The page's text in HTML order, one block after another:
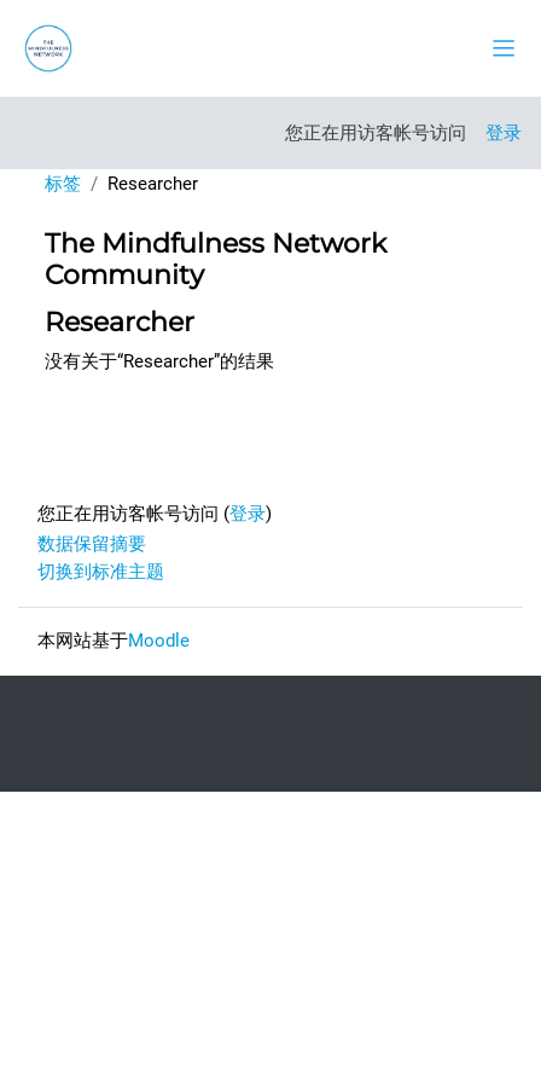
您正在用访客帐号访问 登录
标签 Researcher
The Mindfulness Network
Community
Researcher
没有关于“Researcher”的结果
您正在用访客帐号访问 (登录)
‎数据保留摘要‎
切换到标准主题
本网站基于Moodle